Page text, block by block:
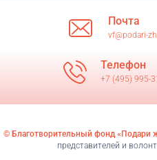
Почта
vf@podari-
Телефон
+7 (495) 995-
© Благотворительный фонд «Подари
представителей и